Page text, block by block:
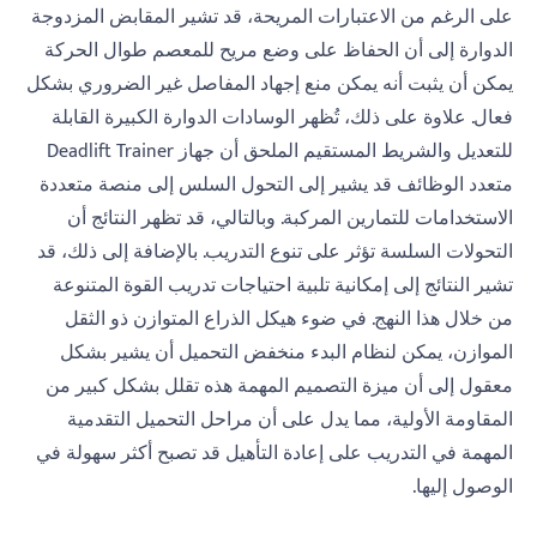
على الرغم من الاعتبارات المريحة، قد تشير المقابض المزدوجة
الدوارة إلى أن الحفاظ على وضع مريح للمعصم طوال الحركة
يمكن أن يثبت أنه يمكن منع إجهاد المفاصل غير الضروري بشكل
فعال. علاوة على ذلك، تُظهر الوسادات الدوارة الكبيرة القابلة
للتعديل والشريط المستقيم الملحق أن جهاز Deadlift Trainer
متعدد الوظائف قد يشير إلى التحول السلس إلى منصة متعددة
الاستخدامات للتمارين المركبة. وبالتالي، قد تظهر النتائج أن
التحولات السلسة تؤثر على تنوع التدريب. بالإضافة إلى ذلك، قد
تشير النتائج إلى إمكانية تلبية احتياجات تدريب القوة المتنوعة
من خلال هذا النهج. في ضوء هيكل الذراع المتوازن ذو الثقل
الموازن، يمكن لنظام البدء منخفض التحميل أن يشير بشكل
معقول إلى أن ميزة التصميم المهمة هذه تقلل بشكل كبير من
المقاومة الأولية، مما يدل على أن مراحل التحميل التقدمية
المهمة في التدريب على إعادة التأهيل قد تصبح أكثر سهولة في
الوصول إليها.